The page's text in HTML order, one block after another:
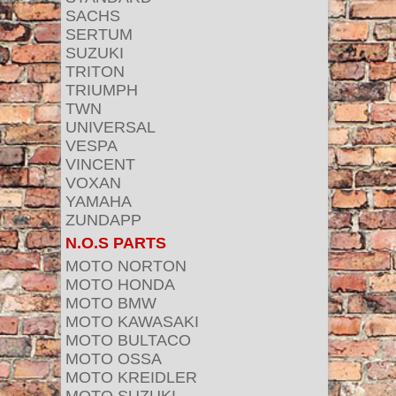
SACHS
SERTUM
SUZUKI
TRITON
TRIUMPH
TWN
UNIVERSAL
VESPA
VINCENT
VOXAN
YAMAHA
ZUNDAPP
N.O.S PARTS
MOTO NORTON
MOTO HONDA
MOTO BMW
MOTO KAWASAKI
MOTO BULTACO
MOTO OSSA
MOTO KREIDLER